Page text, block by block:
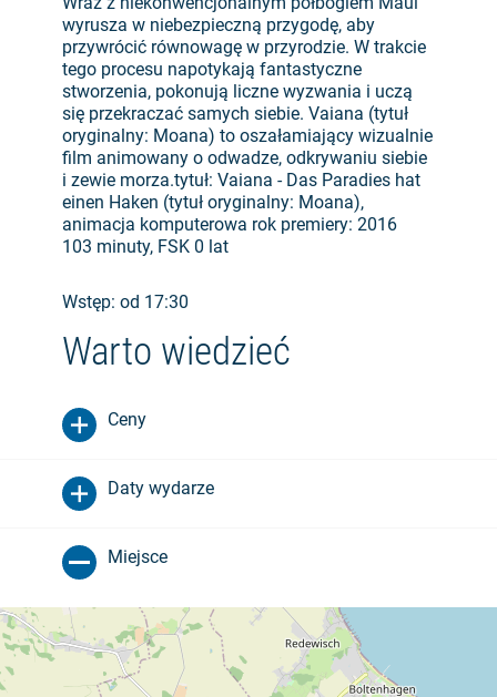
wyrusza w niebezpieczną przygodę, aby
przywrócić równowagę w przyrodzie. W trakcie
tego procesu napotykają fantastyczne
stworzenia, pokonują liczne wyzwania i uczą
się przekraczać samych siebie. Vaiana (tytuł
oryginalny: Moana) to oszałamiający wizualnie
film animowany o odwadze, odkrywaniu siebie
i zewie morza.tytuł: Vaiana - Das Paradies hat
einen Haken (tytuł oryginalny: Moana),
animacja komputerowa rok premiery: 2016
103 minuty, FSK 0 lat
Wstęp: od 17:30
Warto wiedzieć
Ceny
Daty wydarze
Miejsce